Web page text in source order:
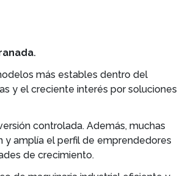
.
más estables dentro del
y el creciente interés por soluciones
controlada. Además, muchas
y amplía el perfil de emprendedores
de crecimiento.